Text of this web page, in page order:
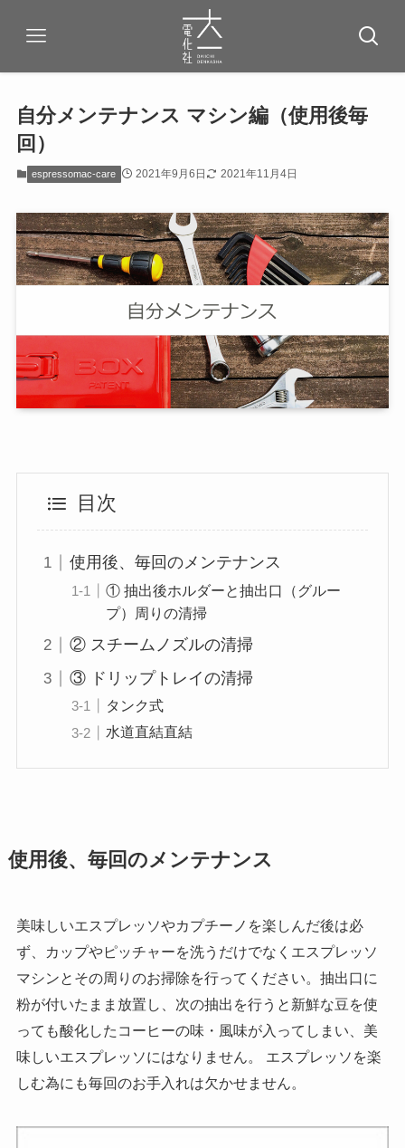
自分メンテナンス マシン編（使用後毎
回）
espressomac-care 2021年9月6日 2021年11月4日
目次
使用後、毎回のメンテナンス
① 抽出後ホルダーと抽出口（グルー
プ）周りの清掃
② スチームノズルの清掃
③ ドリップトレイの清掃
タンク式
水道直結直結
使用後、毎回のメンテナンス
美味しいエスプレッソやカプチーノを楽しんだ後は必
ず、カップやピッチャーを洗うだけでなくエスプレッソ
マシンとその周りのお掃除を行ってください。抽出口に
粉が付いたまま放置し、次の抽出を行うと新鮮な豆を使
っても酸化したコーヒーの味・風味が入ってしまい、美
味しいエスプレッソにはなりません。 エスプレッソを楽
しむ為にも毎回のお手入れは欠かせません。